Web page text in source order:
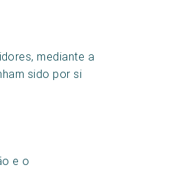
mediante a
sido por si
e o